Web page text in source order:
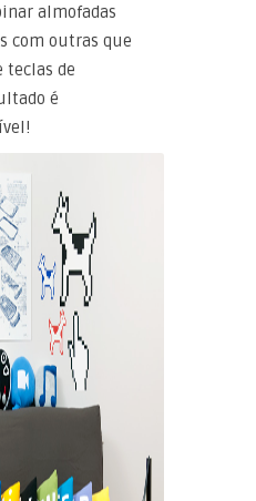
almofadas
com outras que
teclas de
é